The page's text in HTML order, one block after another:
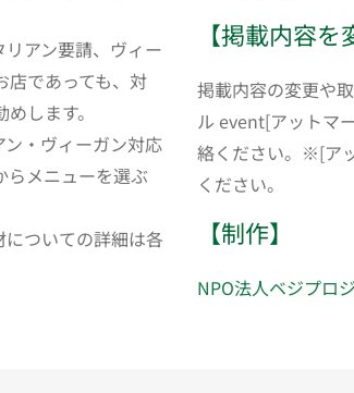
アン要請、ヴィー
店であっても、対
します。
・ヴィーガン対応
らメニューを選ぶ
ついての詳細は各
【掲載内容を
掲載内容の変更や
ル event[アットマ
絡ください。※[ア
ください。
【制作】
NPO法人ベジプロ